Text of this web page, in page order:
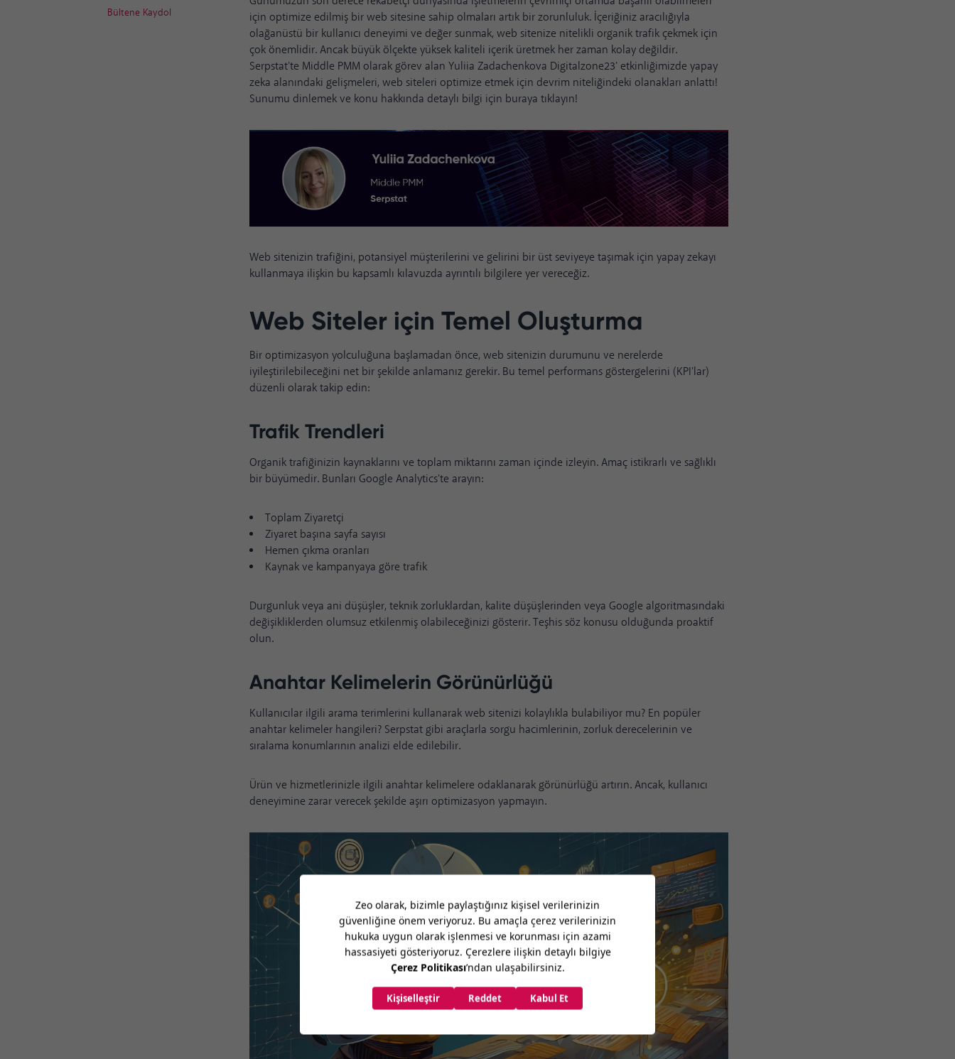
Bültene Kaydol
için optimize edilmiş bir web sitesine sahip olmaları artık bir zorunluluk. İçeriğiniz aracılığıyla
olağanüstü bir kullanıcı deneyimi ve değer sunmak, web sitenize nitelikli organik trafik çekmek için
çok önemlidir. Ancak büyük ölçekte yüksek kaliteli içerik üretmek her zaman kolay değildir.
Serpstat'te Middle PMM olarak görev alanYuliia Zadachenkova Digitalzone23' etkinliğimizde yapay
zeka alanındaki gelişmeleri, web siteleri optimize etmek için devrim niteliğindeki olanakları anlattı!
Sunumu dinlemek ve konu hakkında detaylı bilgi için buraya tıklayın!
Web sitenizin trafiğini, potansiyel müşterilerini ve gelirini bir üst seviyeye taşımak için yapay zekayı
kullanmaya ilişkin bu kapsamlı kılavuzda ayrıntılı bilgilere yer vereceğiz.
Web Siteler için Temel Oluşturma
Bir optimizasyon yolculuğuna başlamadan önce, web sitenizin durumunu ve nerelerde
iyileştirilebileceğini net bir şekilde anlamanız gerekir. Bu temel performans göstergelerini (KPI'lar)
düzenli olarak takip edin:
Trafik Trendleri
Organik trafiğinizin kaynaklarını ve toplam miktarını zaman içinde izleyin. Amaç istikrarlı ve sağlıklı
bir büyümedir. Bunları Google Analytics'te arayın:
Toplam Ziyaretçi
Ziyaret başına sayfa sayısı
Hemen çıkma oranları
Kaynak ve kampanyaya göre trafik
Durgunluk veya ani düşüşler, teknik zorluklardan, kalite düşüşlerinden veya Google algoritmasındaki
değişikliklerden olumsuz etkilenmiş olabileceğinizi gösterir. Teşhis söz konusu olduğunda proaktif
olun.
Anahtar Kelimelerin Görünürlüğü
Kullanıcılar ilgili arama terimlerini kullanarak web sitenizi kolaylıkla bulabiliyor mu? En popüler
anahtar kelimeler hangileri? Serpstat gibi araçlarla sorgu hacimlerinin, zorluk derecelerinin ve
sıralama konumlarının analizi elde edilebilir.
Ürün ve hizmetlerinizle ilgili anahtar kelimelere odaklanarak görünürlüğü artırın. Ancak, kullanıcı
deneyimine zarar verecek şekilde aşırı optimizasyon yapmayın.